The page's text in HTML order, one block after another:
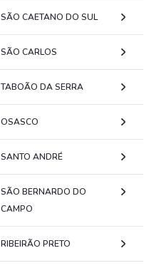
SÃO CAETANO DO SUL
SÃO CARLOS
TABOÃO DA SERRA
OSASCO
SANTO ANDRÉ
SÃO BERNARDO DO
CAMPO
RIBEIRÃO PRETO